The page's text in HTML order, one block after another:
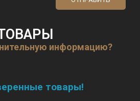
информацию?
товары!